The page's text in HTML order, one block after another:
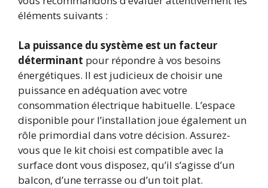
éléments suivants :
La puissance du système est un facteur
déterminant pour répondre à vos besoins
énergétiques. Il est judicieux de choisir une
puissance en adéquation avec votre
consommation électrique habituelle. L’espace
disponible pour l’installation joue également un
rôle primordial dans votre décision. Assurez-
vous que le kit choisi est compatible avec la
surface dont vous disposez, qu’il s’agisse d’un
balcon, d’une terrasse ou d’un toit plat.